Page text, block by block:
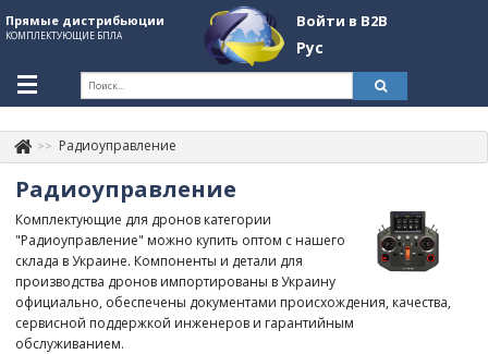
Прямые дистрибьюции
КОМПЛЕКТУЮЩИЕ БПЛА
Войти в B2B
Рус
+380507774092 Контакты
About Company
Обзоры
Категории
Радиоуправление
Радиоуправление
Комплектующие для дронов категории
"Радиоуправление" можно купить оптом с нашего
склада в Украине. Компоненты и детали для
производства дронов импортированы в Украину
официально, обеспечены документами происхождения, качества,
сервисной поддержкой инженеров и гарантийным
обслуживанием.